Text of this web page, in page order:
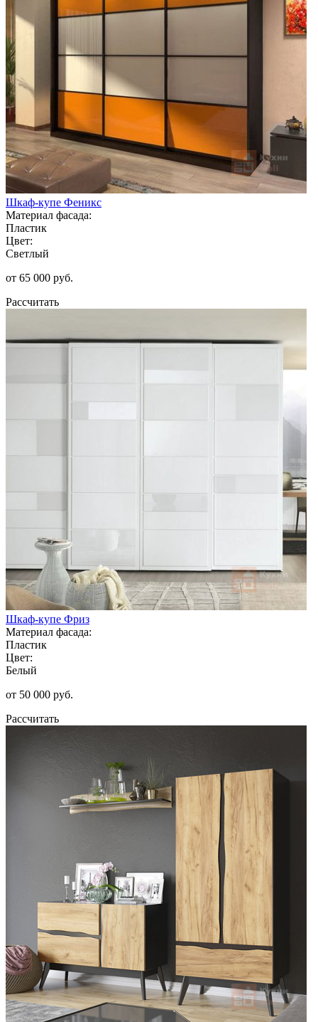
Шкаф-купе Феникс
Материал фасада:
Пластик
Цвет:
Светлый
от 65 000 руб.
Рассчитать
Шкаф-купе Фриз
Материал фасада:
Пластик
Цвет:
Белый
от 50 000 руб.
Рассчитать